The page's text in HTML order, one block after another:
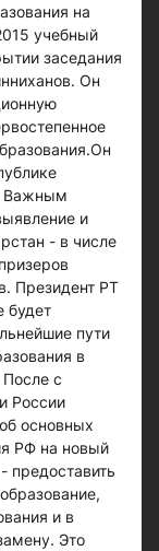
на
учебный
заседания
Он
Важным
и
- в числе
Президент РТ
будет
пути
в
с
России
основных
РФ на новый
предоставить
и в
Это